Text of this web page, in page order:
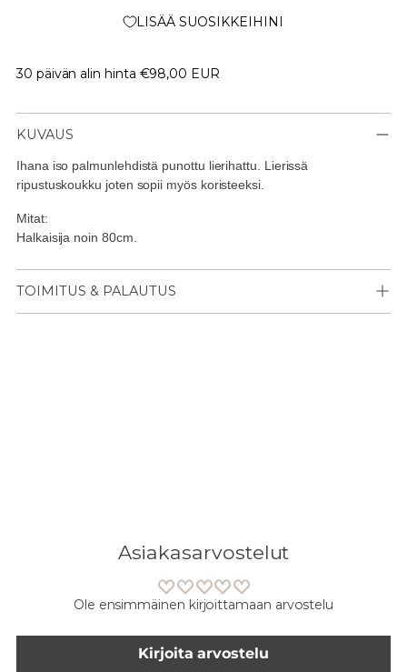
LISÄÄ SUOSIKKEIHINI
30 päivän alin hinta €98,00 EUR
KUVAUS
Ihana iso palmunlehdistä punottu lierihattu. Lierissä
ripustuskoukku joten sopii myös koristeeksi.
Mitat:
Halkaisija noin 80cm.
TOIMITUS & PALAUTUS
Asiakasarvostelut
Ole ensimmäinen kirjoittamaan arvostelu
Kirjoita arvostelu